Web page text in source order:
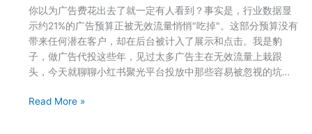
没
转
化？
问
题
可
你以为广告费花出去了就一定有人看到？事实是，行业数据显
示约21%的广告预算正被无效流量悄悄"吃掉"。这部分预算没有
带来任何潜在客户，却在后台被计入了展示和点击。我是豹
子，做广告代投这些年，见过太多广告主在无效流量上栽跟
头，今天就聊聊小红书聚光平台投放中那些容易被忽视的坑…
小
Read More »